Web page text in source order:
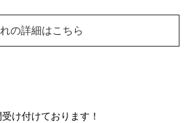
の詳細はこちら
け付けております！